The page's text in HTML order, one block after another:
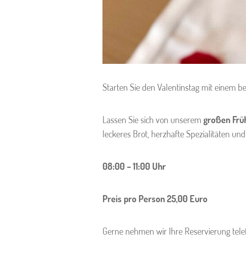
Starten Sie den Valentinstag mit einem
Lassen Sie sich von unserem großen
leckeres Brot, herzhafte Spezialitäten
08:00 – 11:00 Uhr
Preis pro Person 25,00 Euro
Gerne nehmen wir Ihre Reservierung